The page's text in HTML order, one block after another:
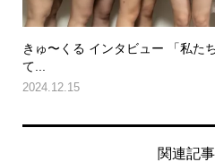
きゅ〜くる インタビュー 「私た
て...
2024.12.15
関連記